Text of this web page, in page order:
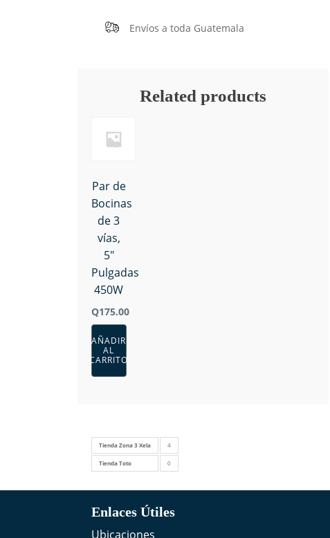
Envíos a toda Guatemala
Related products
Par de
Bocinas
de 3
vías,
5"
Pulgadas
450W
Q175.00
AÑADIR
AL
CARRITO
Tienda Zona 3 Xela 4
Tienda Toto 0
Enlaces Útiles
Ubicaciones